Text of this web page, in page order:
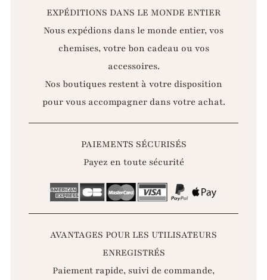
EXPÉDITIONS DANS LE MONDE ENTIER
Nous expédions dans le monde entier, vos
chemises, votre bon cadeau ou vos
accessoires.
Nos boutiques restent à votre disposition
pour vous accompagner dans votre achat.
PAIEMENTS SÉCURISÉS
Payez en toute sécurité
AVANTAGES POUR LES UTILISATEURS
ENREGISTRÉS
Paiement rapide, suivi de commande,